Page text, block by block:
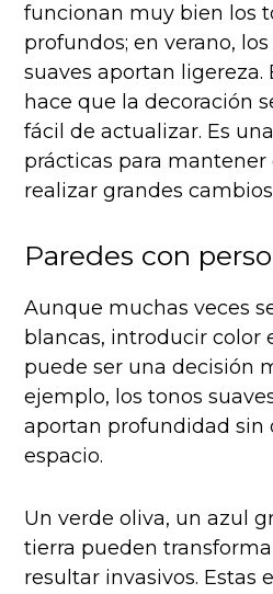
funcionan muy bien los
profundos; en verano,
suaves aportan ligereza.
hace que la decoración
fácil de actualizar. Es
prácticas para mantener
realizar grandes
Paredes con
Aunque muchas veces
blancas, introducir color
puede ser una decisión
ejemplo, los tonos
aportan profundidad sin
espacio.
Un verde oliva, un azul
tierra pueden
resultar invasivos. Estas